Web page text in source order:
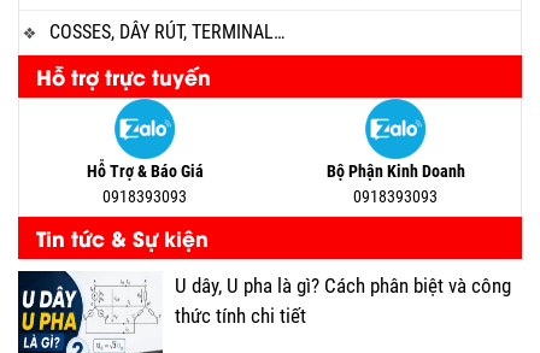
COSSES, DÂY RÚT, TERMINAL…
Hỗ trợ trực tuyến
Hỗ Trợ & Báo Giá
0918393093
Bộ Phận Kinh Doanh
0918393093
Tin tức & Sự kiện
U dây, U pha là gì? Cách phân biệt và công
thức tính chi tiết